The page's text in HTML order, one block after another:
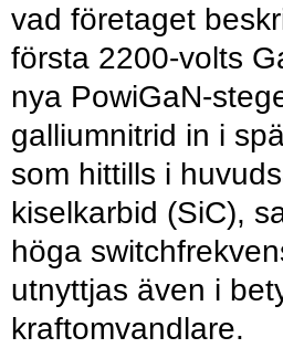
vad företaget
första 2200-volts
nya PowiGaN-
galliumnitrid in i
som hittills i
kiselkarbid (SiC),
höga
utnyttjas även i
kraftomvandlare.